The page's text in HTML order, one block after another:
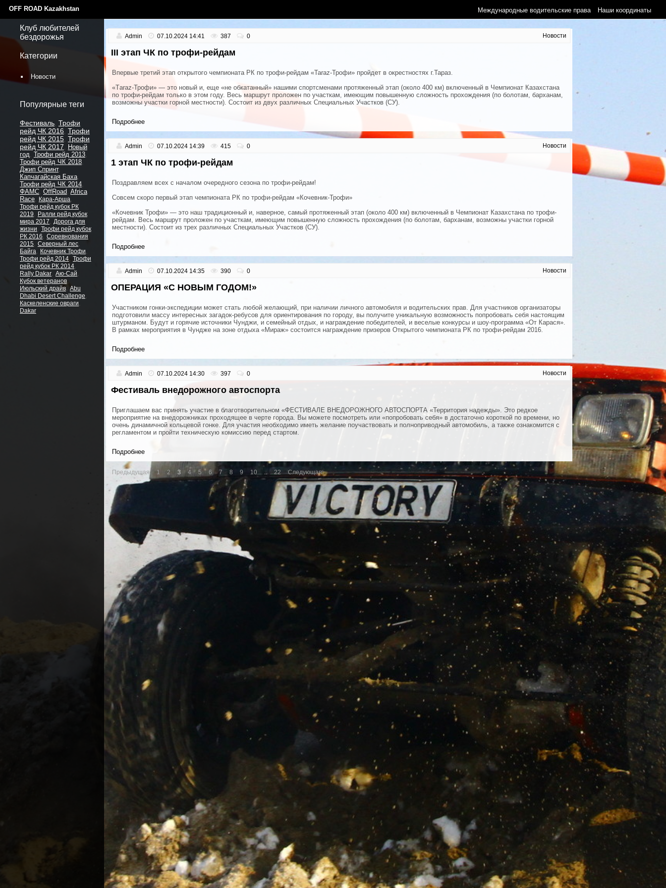
OFF ROAD Kazakhstan Международные водительские права Наши координаты
Клуб любителей
бездорожья
Категории
Новости
Популярные теги
Фестиваль, Трофи
рейд ЧК 2016, Трофи
рейд ЧК 2015, Трофи
рейд ЧК 2017, Новый
год, Трофи рейд 2013,
Трофи рейд ЧК 2018,
Джип Спринт,
Капчагайская Баха,
Трофи рейд ЧК 2014,
ФАМС, OffRoad, Africa
Race, Кара-Арша,
Трофи рейд кубок РК
2019, Ралли рейд кубок
мира 2017, Дорога для
жизни, Трофи рейд кубок
РК 2016, Соревнования
2015, Северный лес,
Байга, Кочевник Трофи,
Трофи рейд 2014, Трофи
рейд кубок РК 2014,
Rally Dakar, Аю-Сай,
Кубок ветеранов,
Июльский драйв, Abu
Dhabi Desert Challenge,
Каскеленские овраги,
Dakar
Admin 07.10.2024 14:41 387 0 Новости
III этап ЧК по трофи-рейдам
Впервые третий этап открытого чемпионата РК по трофи-рейдам «Taraz-Трофи» пройдет в окрестностях г.Тараз.
«Тaraz-Трофи» — это новый и, еще «не обкатанный» нашими спортсменами протяженный этап (около 400 км) включенный в Чемпионат Казахстана
по трофи-рейдам только в этом году. Весь маршрут проложен по участкам, имеющим повышенную сложность прохождения (по болотам, барханам,
возможны участки горной местности). Состоит из двух различных Специальных Участков (СУ).
Подробнее
Admin 07.10.2024 14:39 415 0 Новости
1 этап ЧК по трофи-рейдам
Поздравляем всех с началом очередного сезона по трофи-рейдам!
Совсем скоро первый этап чемпионата РК по трофи-рейдам «Кочевник-Трофи»
«Кочевник Трофи» — это наш традиционный и, наверное, самый протяженный этап (около 400 км) включенный в Чемпионат Казахстана по трофи-
рейдам. Весь маршрут проложен по участкам, имеющим повышенную сложность прохождения (по болотам, барханам, возможны участки горной
местности). Состоит из трех различных Специальных Участков (СУ).
Подробнее
Admin 07.10.2024 14:35 390 0 Новости
ОПЕРАЦИЯ «С НОВЫМ ГОДОМ!»
Участником гонки-экспедиции может стать любой желающий, при наличии личного автомобиля и водительских прав. Для участников организаторы
подготовили массу интересных загадок-ребусов для ориентирования по городу, вы получите уникальную возможность попробовать себя настоящим
штурманом. Будут и горячие источники Чунджи, и семейный отдых, и награждение победителей, и веселые конкурсы и шоу-программа «От Карася».
В рамках мероприятия в Чундже на зоне отдыха «Мираж» состоится награждение призеров Открытого чемпионата РК по трофи-рейдам 2016.
Подробнее
Admin 07.10.2024 14:30 397 0 Новости
Фестиваль внедорожного автоспорта
Приглашаем вас принять участие в благотворительном «ФЕСТИВАЛЕ ВНЕДОРОЖНОГО АВТОСПОРТА «Территория надежды». Это редкое
мероприятие на внедорожниках проходящее в черте города. Вы можете посмотреть или «попробовать себя» в достаточно короткой по времени, но
очень динамичной кольцевой гонке. Для участия необходимо иметь желание поучаствовать и полноприводный автомобиль, а также ознакомится с
регламентом и пройти техническую комиссию перед стартом.
Подробнее
Предыдущая 1 2 3 4 5 6 7 8 9 10 .. 22 Следующая